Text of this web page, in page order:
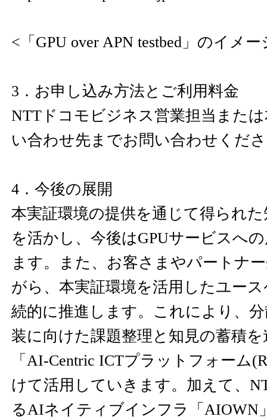
<「GPU over APN testbed」のイメー
3．お申し込み方法とご利用料金
NTTドコモビジネス営業担当また
い合わせ先までお問い合わせくだ
4．今後の展開
本実証環境の提供を通じて得られ
を活かし、今後はGPUサービスへ
ます。また、お客さまやパートナ
がら、本実証環境を活用したユー
続的に推進します。これにより、
装に向けた課題整理と知見の蓄積
「AI-Centric ICTプラットフォーム
けて活用していきます。加えて、
るAIネイティブインフラ「AIOWN